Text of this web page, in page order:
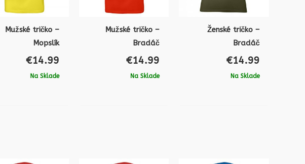
Mužské tričko –
Mopslík
€14.99
Na Sklade
Mužské tričko –
Bradáč
€14.99
Na Sklade
Ženské tričko –
Bradáč
€14.99
Na Sklade